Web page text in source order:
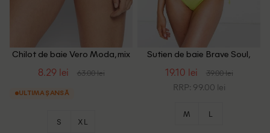
Chilot de baie Vero Moda, mix
8.29 lei 63.00 lei
ULTIMA ȘANSĂ
S XL
Sutien de baie Brave Soul,
19.10 lei 39.00 lei
RRP: 99.00 lei
M L